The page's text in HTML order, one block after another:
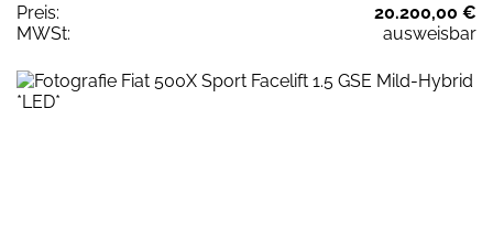
Preis:
20.200,00 €
MWSt:
ausweisbar